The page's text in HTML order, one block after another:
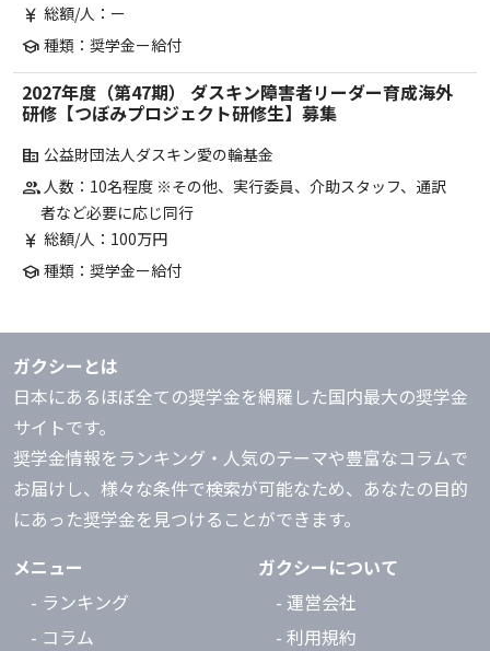
currency_yen 総額/人：ー
school 種類：奨学金ー給付
2027年度（第47期） ダスキン障害者リーダー育成海外
研修【つぼみプロジェクト研修生】募集
corporate_fare 公益財団法人ダスキン愛の輪基金
group 人数：10名程度 ※その他、実行委員、介助スタッフ、通訳
者など必要に応じ同行
currency_yen 総額/人：100万円
school 種類：奨学金ー給付
ガクシーとは
日本にあるほぼ全ての奨学金を網羅した国内最大の奨学金
サイトです。
奨学金情報をランキング・人気のテーマや豊富なコラムで
お届けし、様々な条件で検索が可能なため、あなたの目的
にあった奨学金を見つけることができます。
メニュー
- ランキング
- コラム
ガクシーについて
- 運営会社
- 利用規約